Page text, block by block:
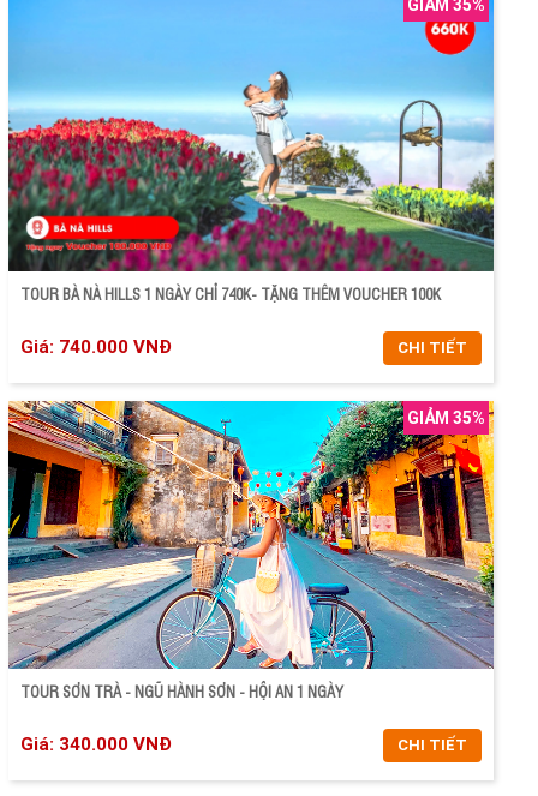
GIẢM 35%
CHI TIẾT
ĐẶT TOUR
TOUR BÀ NÀ HILLS 1 NGÀY CHỈ 740K- TẶNG THÊM VOUCHER 100K
Giá: 740.000 VNĐ CHI TIẾT
GIẢM 35%
TOUR SƠN TRÀ - NGŨ HÀNH SƠN - HỘI AN 1 NGÀY
Giá: 340.000 VNĐ CHI TIẾT